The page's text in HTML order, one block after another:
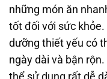
những món ăn
tốt đối với sức
dưỡng thiết yếu có
ngày dài và bận
thể sử dụng rất dễ